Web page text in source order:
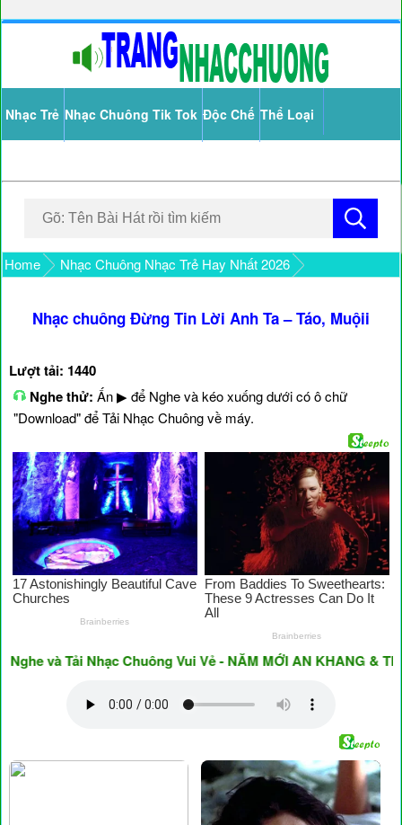
Nhạc Trẻ Nhạc Chuông Tik Tok Độc Chế Thể Loại
Home Nhạc Chuông Nhạc Trẻ Hay Nhất 2026
Nhạc chuông Đừng Tin Lời Anh Ta – Táo, Muộii
Lượt tải: 1440
Nghe thử: Ấn ▶ để Nghe và kéo xuống dưới có ô chữ
"Download" để Tải Nhạc Chuông về máy.
và Tải Nhạc Chuông Vui Vẻ - NĂM MỚI AN KHANG & THỊNH